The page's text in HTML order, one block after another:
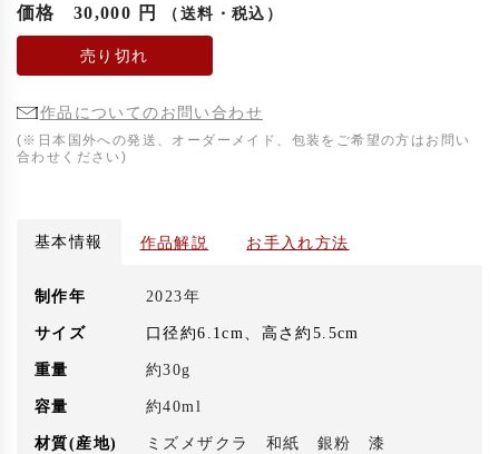
価格 30,000 円 （送料・税込）
売り切れ
作品についてのお問い合わせ
(※日本国外への発送、オーダーメイド、包装をご希望の方はお問い
合わせください)
基本情報 作品解説 お手入れ方法
制作年 2023年
サイズ 口径約6.1cm、高さ約5.5cm
重量 約30g
容量 約40ml
材質(産地) ミズメザクラ 和紙 銀粉 漆